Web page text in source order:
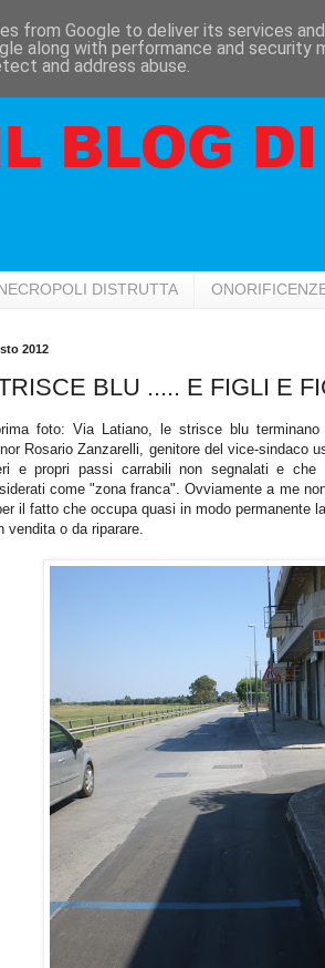
DISTRUTTA
2012
BLU ..... E FIGLI E
foto: Via Latiano, le strisce blu
Rosario Zanzarelli, genitore del vice-sindaco
e propri passi carrabili non segnalati e che
come "zona franca". Ovviamente a me
il fatto che occupa quasi in modo permanente
vendita o da riparare.
from Google to deliver its services
along with performance and
and address abuse.